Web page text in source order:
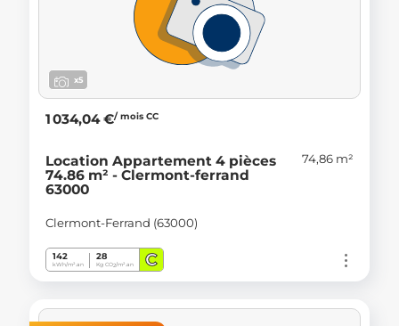
x5
1 034,04 €/ mois CC
Location Appartement 4 pièces
74.86 m² - Clermont-ferrand
63000
74,86 m²
Clermont-Ferrand (63000)
142
kWh/m².an
28
Kg CO2/m².an C